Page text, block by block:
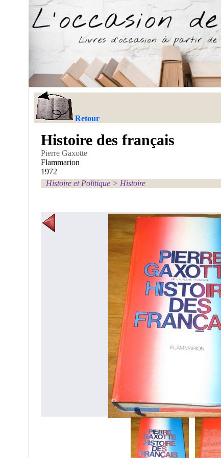
Retour
Histoire des français
Pierre Gaxotte
Flammarion
1972
Histoire et Politique > Histoire